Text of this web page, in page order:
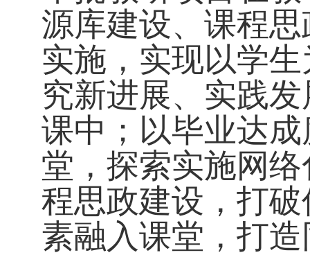
源库建设、课程
实施，实现以学
究新进展、实践
课中；以毕业达
堂，探索实施网
程思政建设，打
素融入课堂，打